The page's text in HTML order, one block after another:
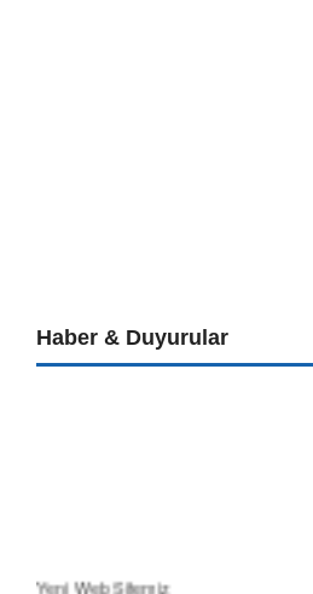
Haber & Duyurular
Yeni Web Sitemiz